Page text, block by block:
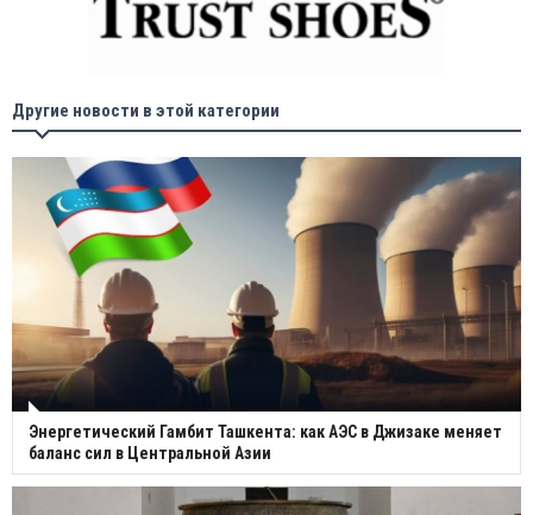
Другие новости в этой категории
Энергетический Гамбит Ташкента: как АЭС в Джизаке меняет
баланс сил в Центральной Азии